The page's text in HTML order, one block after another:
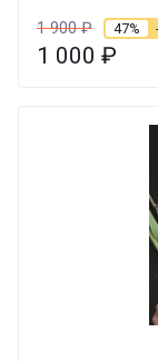
1 900₽ 47%
1 000 ₽